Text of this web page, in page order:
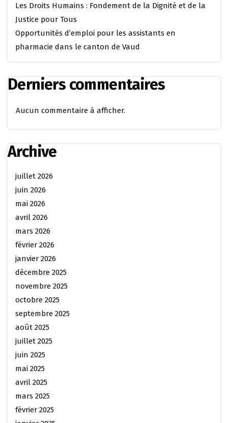
Les Droits Humains : Fondement de la Dignité et de la
Justice pour Tous
Opportunités d’emploi pour les assistants en
pharmacie dans le canton de Vaud
Derniers commentaires
Aucun commentaire à afficher.
Archive
juillet 2026
juin 2026
mai 2026
avril 2026
mars 2026
février 2026
janvier 2026
décembre 2025
novembre 2025
octobre 2025
septembre 2025
août 2025
juillet 2025
juin 2025
mai 2025
avril 2025
mars 2025
février 2025